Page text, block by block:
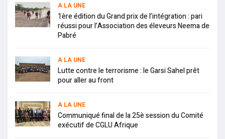
A LA UNE
1ère édition du Grand prix de l’intégration : pari
réussi pour l’Association des éleveurs Neema de
Pabré
A LA UNE
Lutte contre le terrorisme : le Garsi Sahel prêt
pour aller au front
A LA UNE
Communiqué final de la 25è session du Comité
exécutif de CGLU Afrique